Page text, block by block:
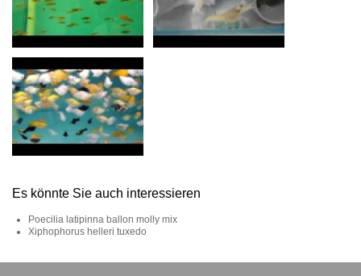
Es könnte Sie auch interessieren
Poecilia latipinna ballon molly mix
Xiphophorus helleri tuxedo